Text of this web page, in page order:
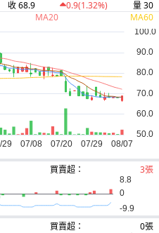
收 68.9 0.9(1.32%)
量 30
MA20 MA60
買賣超： 3張
買賣超： 0張